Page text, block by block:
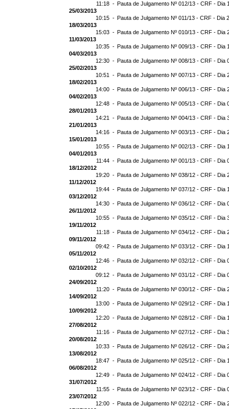
11:18 - Pauta de Julgamento Nº 012/13 - CRF - Dia
25/03/2013
10:15 - Pauta de Julgamento Nº 011/13 - CRF - Dia
18/03/2013
15:03 - Pauta de Julgamento Nº 010/13 - CRF - Dia
11/03/2013
10:35 - Pauta de Julgamento Nº 009/13 - CRF - Dia
04/03/2013
12:30 - Pauta de Julgamento Nº 008/13 - CRF - Dia
25/02/2013
10:51 - Pauta de Julgamento Nº 007/13 - CRF - Dia
18/02/2013
14:00 - Pauta de Julgamento Nº 006/13 - CRF - Dia
04/02/2013
12:48 - Pauta de Julgamento Nº 005/13 - CRF - Dia
28/01/2013
14:21 - Pauta de Julgamento Nº 004/13 - CRF - Dia
21/01/2013
14:16 - Pauta de Julgamento Nº 003/13 - CRF - Dia
15/01/2013
10:55 - Pauta de Julgamento Nº 002/13 - CRF - Dia
04/01/2013
11:44 - Pauta de Julgamento Nº 001/13 - CRF - Dia
18/12/2012
19:20 - Pauta de Julgamento Nº 038/12 - CRF - Dia
11/12/2012
19:44 - Pauta de Julgamento Nº 037/12 - CRF - Dia
03/12/2012
14:30 - Pauta de Julgamento Nº 036/12 - CRF - Dia
26/11/2012
10:55 - Pauta de Julgamento Nº 035/12 - CRF - Dia
19/11/2012
11:18 - Pauta de Julgamento Nº 034/12 - CRF - Dia
09/11/2012
09:42 - Pauta de Julgamento Nº 033/12 - CRF - Dia
05/11/2012
12:46 - Pauta de Julgamento Nº 032/12 - CRF - Dia
02/10/2012
09:12 - Pauta de Julgamento Nº 031/12 - CRF - Dia
24/09/2012
11:20 - Pauta de Julgamento Nº 030/12 - CRF - Dia
14/09/2012
13:00 - Pauta de Julgamento Nº 029/12 - CRF - Dia
10/09/2012
12:20 - Pauta de Julgamento Nº 028/12 - CRF - Dia
27/08/2012
11:16 - Pauta de Julgamento Nº 027/12 - CRF - Dia
20/08/2012
10:33 - Pauta de Julgamento Nº 026/12 - CRF - Dia
13/08/2012
18:47 - Pauta de Julgamento Nº 025/12 - CRF - Dia
06/08/2012
12:49 - Pauta de Julgamento Nº 024/12 - CRF - Dia
31/07/2012
11:55 - Pauta de Julgamento Nº 023/12 - CRF - Dia
23/07/2012
12:00 - Pauta de Julgamento Nº 022/12 - CRF - Dia